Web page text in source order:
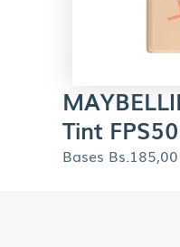
Tint FPS50
Bases Bs.185,00